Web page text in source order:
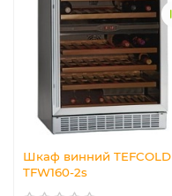
Шкаф винний TEFCOLD
TFW160-2s